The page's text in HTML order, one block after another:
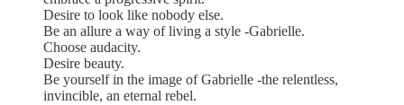
Desire to look like nobody else.
Be an allure a way of living a style -Gabrielle.
Choose audacity.
Desire beauty.
Be yourself in the image of Gabrielle -the relentless,
invincible, an eternal rebel.